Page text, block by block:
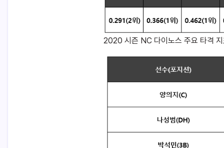
2020 시즌 NC 다이노스 주요 타격